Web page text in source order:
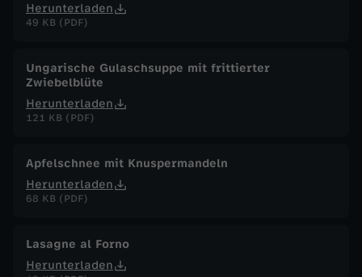
Herunterladen
49 KB (PDF)
Ungarische Gulaschsuppe mit frittierter
Zwiebelblüte
Herunterladen
121 KB (PDF)
Apfelschnee mit Knuspermandeln
Herunterladen
68 KB (PDF)
Lasagne al Forno
Herunterladen